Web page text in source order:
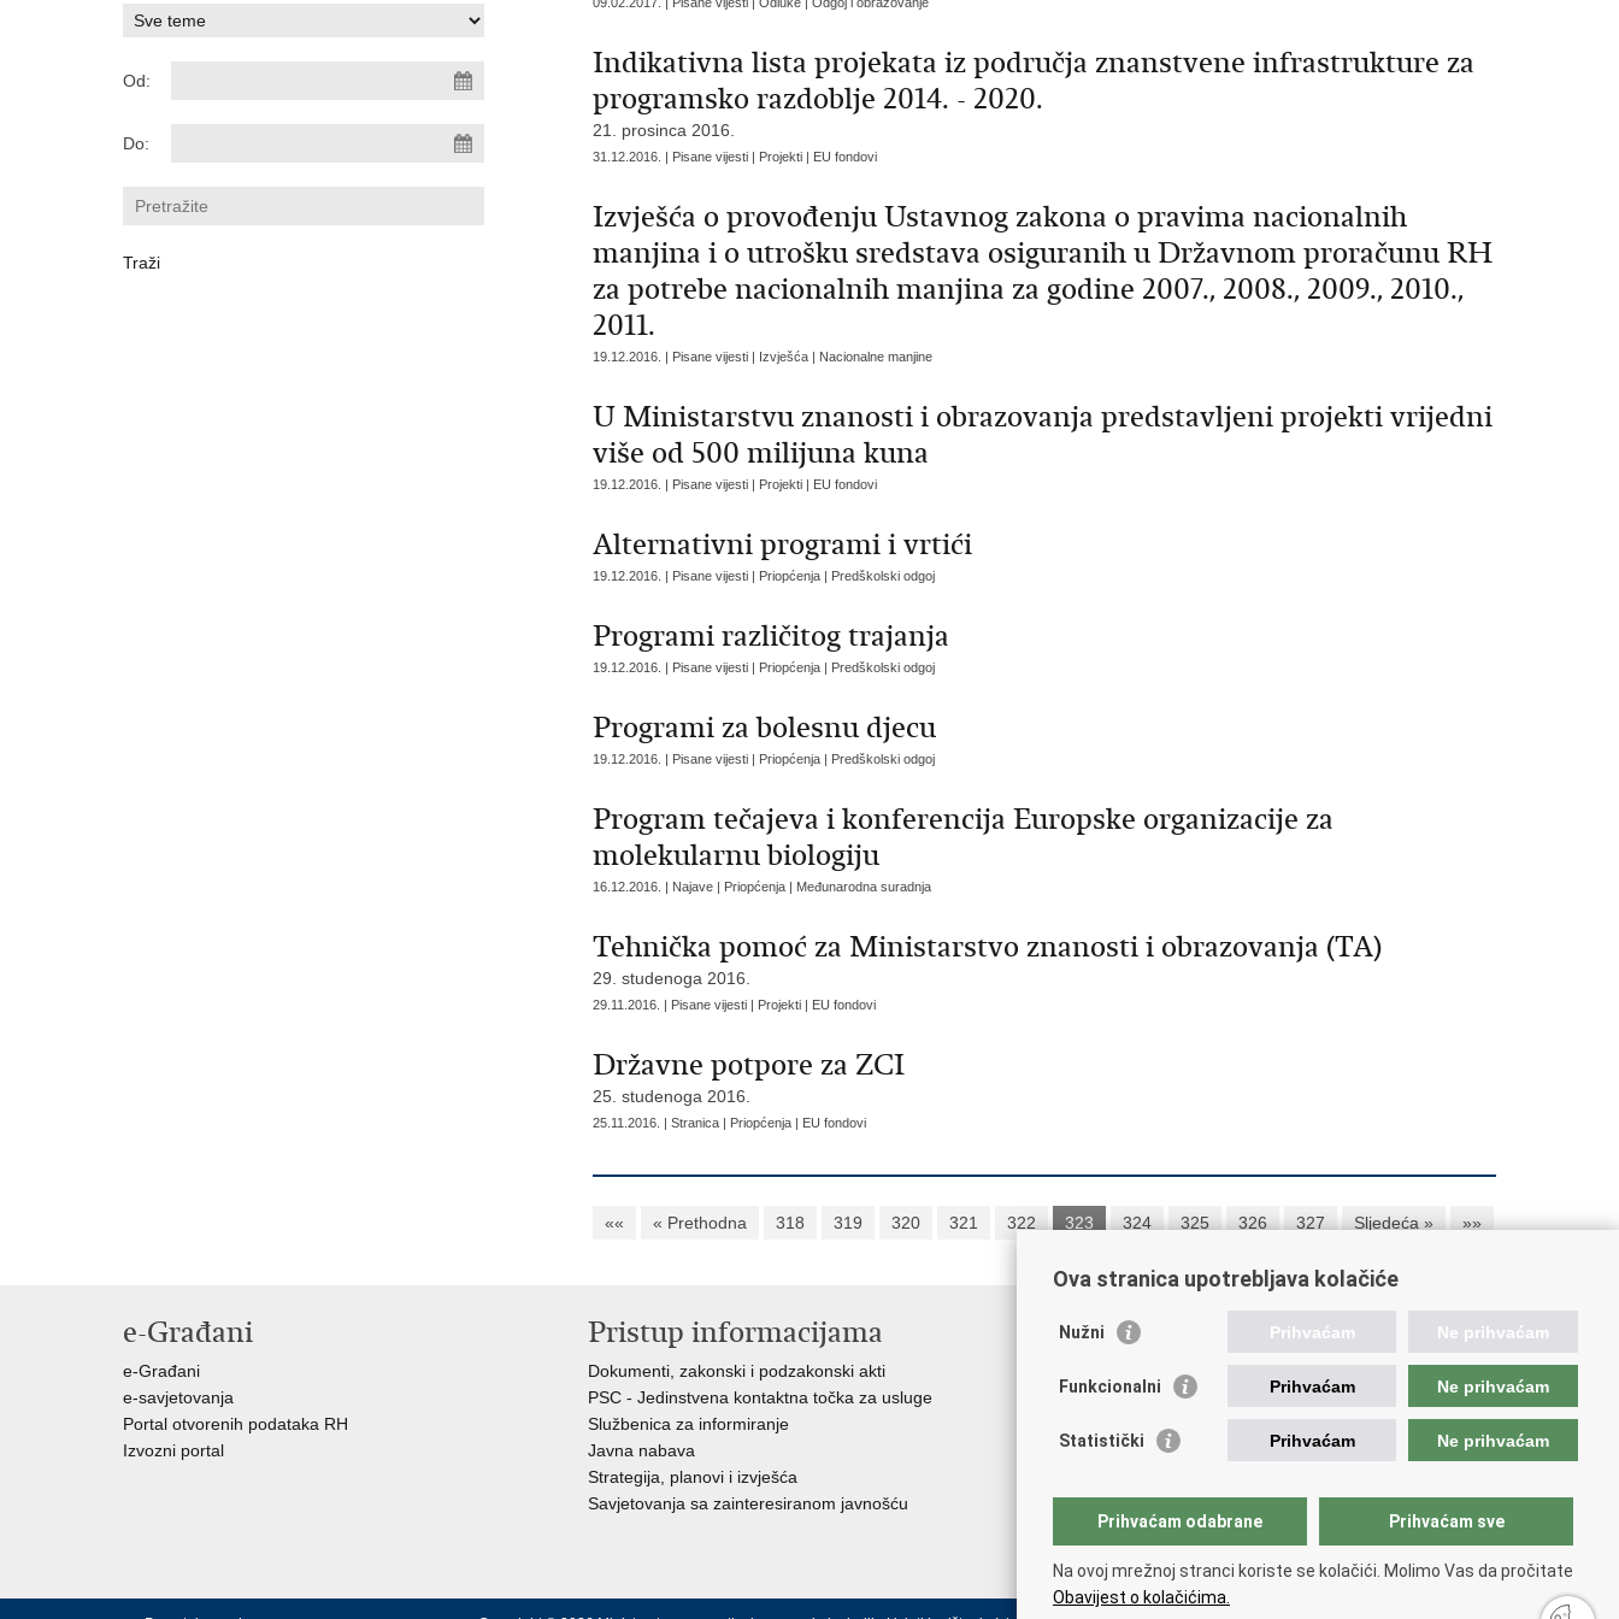
Od:
Do:
Indikativna lista projekata iz područja znanstvene infrastrukture za
programsko razdoblje 2014. - 2020.
21. prosinca 2016.
31.12.2016. | Pisane vijesti | Projekti | EU fondovi
Izvješća o provođenju Ustavnog zakona o pravima nacionalnih
manjina i o utrošku sredstava osiguranih u Državnom proračunu RH
za potrebe nacionalnih manjina za godine 2007., 2008., 2009., 2010.,
2011.
19.12.2016. | Pisane vijesti | Izvješća | Nacionalne manjine
U Ministarstvu znanosti i obrazovanja predstavljeni projekti vrijedni
više od 500 milijuna kuna
19.12.2016. | Pisane vijesti | Projekti | EU fondovi
Alternativni programi i vrtići
19.12.2016. | Pisane vijesti | Priopćenja | Predškolski odgoj
Programi različitog trajanja
19.12.2016. | Pisane vijesti | Priopćenja | Predškolski odgoj
Programi za bolesnu djecu
19.12.2016. | Pisane vijesti | Priopćenja | Predškolski odgoj
Program tečajeva i konferencija Europske organizacije za
molekularnu biologiju
16.12.2016. | Najave | Priopćenja | Međunarodna suradnja
Tehnička pomoć za Ministarstvo znanosti i obrazovanja (TA)
29. studenoga 2016.
29.11.2016. | Pisane vijesti | Projekti | EU fondovi
Državne potpore za ZCI
25. studenoga 2016.
25.11.2016. | Stranica | Priopćenja | EU fondovi
«« « Prethodna 318 319 320 321 322 323 324 325 326 327 Sljedeća » »»
e-Građani
e-Građani
e-savjetovanja
Portal otvorenih podataka RH
Izvozni portal
Pristup informacijama
Dokumenti, zakonski i podzakonski akti
PSC - Jedinstvena kontaktna točka za usluge
Službenica za informiranje
Javna nabava
Strategija, planovi i izvješća
Savjetovanja sa zainteresiranom javnošću
Korisne poveznice
AZOO
AMPEU
NCVVO
Ova stranica upotrebljava kolačiće
Nužni Prihvaćam Ne prihvaćam
Funkcionalni Prihvaćam Ne prihvaćam
Statistički Prihvaćam Ne prihvaćam
Prihvaćam odabrane Prihvaćam sve
Na ovoj mrežnoj stranci koriste se kolačići. Molimo Vas da pročitate
Obavijest o kolačićima.